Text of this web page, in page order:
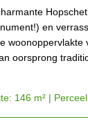
en
woonoppervlakte
oorsprong
146 m² |